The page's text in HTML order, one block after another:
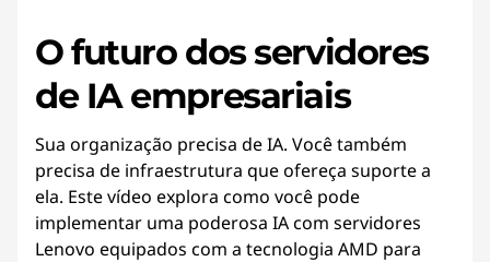
O futuro dos servidores
de IA empresariais
Sua organização precisa de IA. Você também
precisa de infraestrutura que ofereça suporte a
ela. Este vídeo explora como você pode
implementar uma poderosa IA com servidores
Lenovo equipados com a tecnologia AMD para